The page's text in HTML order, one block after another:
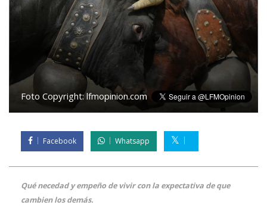
Foto Copyright:lfmopinion.com
Facebook Whatsapp
Qué necedad y empeño de vivir con la expectativa de que
cambien los demás.